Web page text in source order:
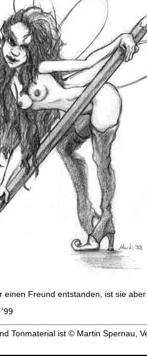
einen Freund entstanden, ist sie
'99
Tonmaterial ist © Martin Spernau,